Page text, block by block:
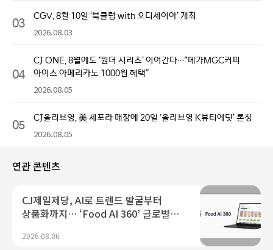
03 CGV, 8월 10일 ‘북클럽 with 오디세이아’ 개최
2026.08.03
04
CJ ONE, 8월에도 ‘원더 시리즈’ 이어간다…“메가MGC커피
아이스 아메리카노 1000원 혜택”
2026.08.05
05 CJ올리브영, 美 세포라 매장에 20일 ‘올리브영 K뷰티에딧’ 론칭
2026.08.05
연관 콘텐츠
CJ제일제당, AI로 트렌드 발굴부터
상품화까지… ‘Food AI 360’ 글로벌
2026.08.06